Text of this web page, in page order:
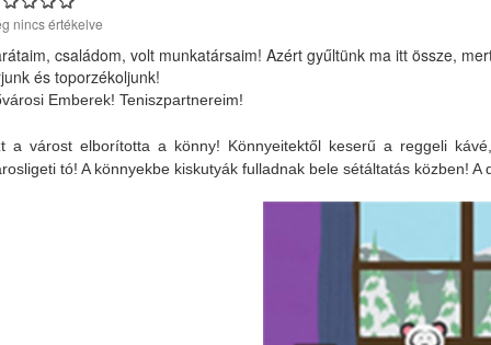
nincs értékelve
családom, volt munkatársaim! Azért gyűltünk ma itt össze,
és toporzékoljunk!
Emberek! Teniszpartnereim!
a várost elborította a könny! Könnyeitektől keserű a reggeli
tó! A könnyekbe kiskutyák fulladnak bele sétáltatás közben!